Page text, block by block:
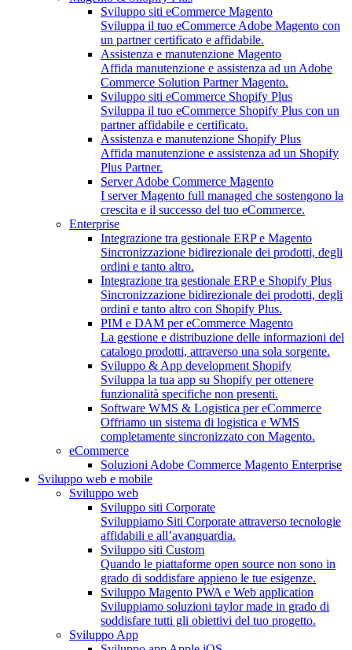
Sviluppo siti eCommerce Magento
Sviluppa il tuo eCommerce Adobe Magento con
un partner certificato e affidabile.
Assistenza e manutenzione Magento
Affida manutenzione e assistenza ad un Adobe
Commerce Solution Partner Magento.
Sviluppo siti eCommerce Shopify Plus
Sviluppa il tuo eCommerce Shopify Plus con un
partner affidabile e certificato.
Assistenza e manutenzione Shopify Plus
Affida manutenzione e assistenza ad un Shopify
Plus Partner.
Server Adobe Commerce Magento
I server Magento full managed che sostengono la
crescita e il successo del tuo eCommerce.
Enterprise
Integrazione tra gestionale ERP e Magento
Sincronizzazione bidirezionale dei prodotti, degli
ordini e tanto altro.
Integrazione tra gestionale ERP e Shopify Plus
Sincronizzazione bidirezionale dei prodotti, degli
ordini e tanto altro con Shopify Plus.
PIM e DAM per eCommerce Magento
La gestione e distribuzione delle informazioni del
catalogo prodotti, attraverso una sola sorgente.
Sviluppo & App development Shopify
Sviluppa la tua app su Shopify per ottenere
funzionalità specifiche non presenti.
Software WMS & Logistica per eCommerce
Offriamo un sistema di logistica e WMS
completamente sincronizzato con Magento.
eCommerce
Soluzioni Adobe Commerce Magento Enterprise
Sviluppo web e mobile
Sviluppo web
Sviluppo siti Corporate
Sviluppiamo Siti Corporate attraverso tecnologie
affidabili e all’avanguardia.
Sviluppo siti Custom
Quando le piattaforme open source non sono in
grado di soddisfare appieno le tue esigenze.
Sviluppo Magento PWA e Web application
Sviluppiamo soluzioni taylor made in grado di
soddisfare tutti gli obiettivi del tuo progetto.
Sviluppo App